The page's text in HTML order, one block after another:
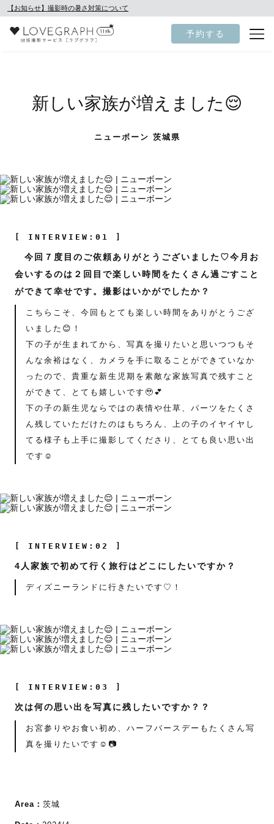
【お知らせ】撮影時の暑さ対策について
予約する
新しい家族が増えました😌
ニューボーン 茨城県
[ INTERVIEW:01 ]
今回７度目のご依頼ありがとうございました♡今月お
会いするのは２回目で楽しい時間をたくさん過ごすこと
ができて幸せです。撮影はいかがでしたか？
こちらこそ、今回もとても楽しい時間をありがとうござ
いました😊！
下の子が生まれてから、写真を撮りたいと思いつつもそ
んな余裕はなく、カメラを手に取ることができていなか
ったので、貴重な新生児期を素敵な家族写真で残すこと
ができて、とても嬉しいです🥹💕
下の子の新生児ならではの表情や仕草、パーツをたくさ
ん残していただけたのはもちろん、上の子のイヤイヤし
てる様子も上手に撮影してくださり、とても良い思い出
です☺️
[ INTERVIEW:02 ]
4人家族で初めて行く旅行はどこにしたいですか？
ディズニーランドに行きたいです♡！
[ INTERVIEW:03 ]
次は何の思い出を写真に残したいですか？？
お宮参りやお食い初め、ハーフバースデーもたくさん写
真を撮りたいです☺️📷
Area： 茨城